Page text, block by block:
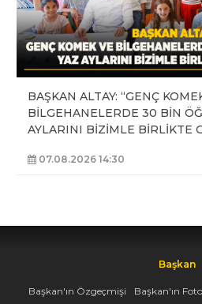
BAŞKAN ALTAY: “GENÇ
BİLGEHANELERDE 30 BİN
AYLARINI BİZİMLE BİRLİKTE
07.08.2026 14:30
Başkan
Başkan'ın Özgeçmişi Başkan'ın